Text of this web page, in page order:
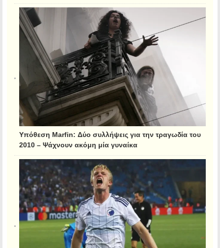
Υπόθεση Marfin: Δύο συλλήψεις για την τραγωδία του
2010 – Ψάχνουν ακόμη μία γυναίκα